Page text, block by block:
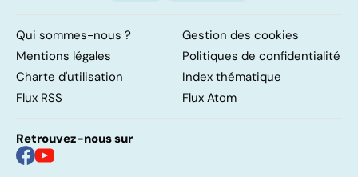
Qui sommes-nous ?
Gestion des cookies
Mentions légales
Politiques de confidentialité
Charte d'utilisation
Index thématique
Flux RSS
Flux Atom
Retrouvez-nous sur